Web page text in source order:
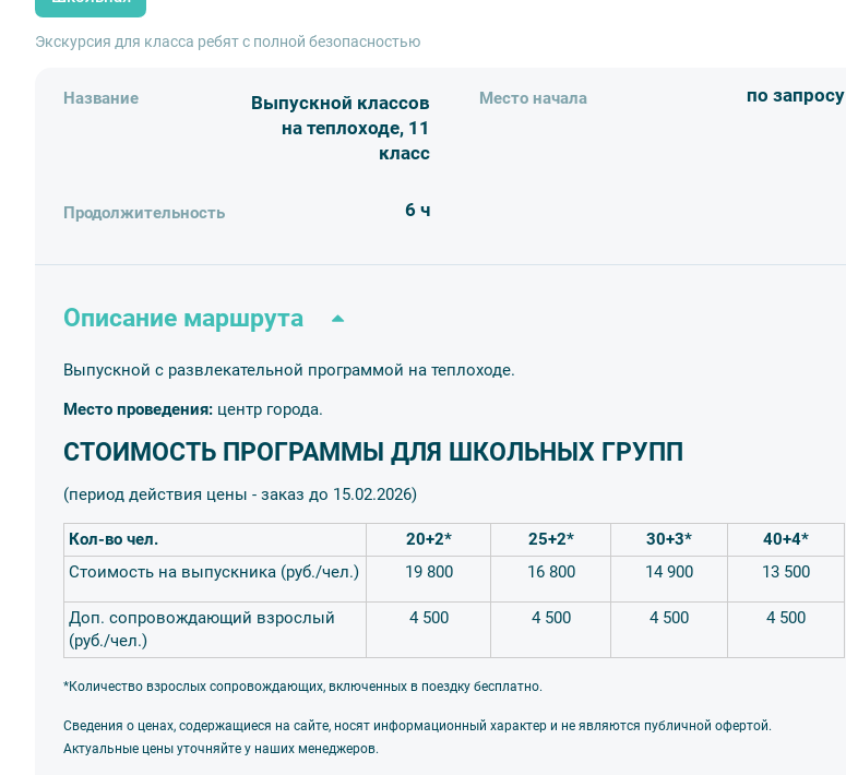
фуршет.
03.30 - возвращение к школе.
транспортное обслуживание трансферами,подача уведомления в ГИБД (если необходимо)
праздничный фуршет на борту
услуги ведущего и ди-джея на 4 часа, аренда музыкального оборудования на 4 часа
Экскурсия для класса ребят с полной безопасностью
Название
Выпускной классов
на теплоходе, 11
класс
Место начала по запросу
Продолжительность 6 ч
Описание маршрута
Выпускной с развлекательной программой на теплоходе.
Место проведения: центр города.
СТОИМОСТЬ ПРОГРАММЫ ДЛЯ ШКОЛЬНЫХ ГРУПП
(период действия цены - заказ до 15.02.2026)
Кол-во чел. 20+2* 25+2* 30+3*
40+4*
Стоимость на выпускника (руб./чел.)
19 800 16 800 14 900 13 500
Доп. сопровождающий взрослый
(руб./чел.)
4 500 4 500 4 500 4 500
*Количество взрослых сопровождающих, включенных в поездку бесплатно.
Сведения о ценах, содержащиеся на сайте, носят информационный характер и не являются публичной офертой.
Актуальные цены уточняйте у наших менеджеров.